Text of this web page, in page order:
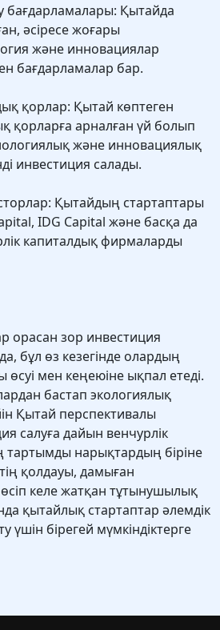
бағдарламалары: Қытайда
әсіресе жоғары
және инновациялар
бағдарламалар бар.
қорлар: Қытай көптеген
қорларға арналған үй болып
және инновациялық
инвестиция салады.
Қытайдың стартаптары
IDG Capital және басқа да
капиталдық фирмаларды
орасан зор инвестиция
бұл өз кезегінде олардың
мен кеңеюіне ықпал етеді.
бастап экологиялық
Қытай перспективалы
салуға дайын венчурлік
тартымды нарықтардың біріне
қолдауы, дамыған
келе жатқан тұтынушылық
қытайлық стартаптар әлемдік
үшін бірегей мүмкіндіктерге